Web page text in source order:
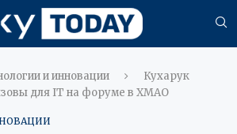
и инновации
Кухарук
для IT на форуме в ХМАО